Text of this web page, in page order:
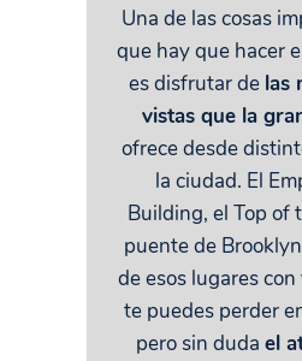
Una de las cosas
que hay que hacer
es disfrutar de las
vistas que la
ofrece desde
la ciudad. El
Building, el Top of
puente de
de esos lugares
te puedes perder
pero sin duda el